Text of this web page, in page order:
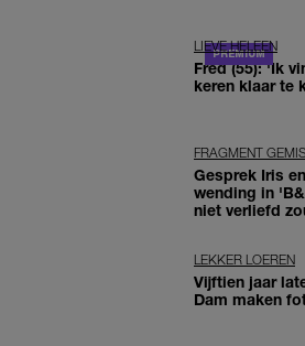
LIEVE HELEEN
Fred (55): 'Ik
keren klaar te
FRAGMENT
Gesprek Iris
wending in
niet verliefd
LEKKER LOEREN
Vijftien jaar
Dam maken